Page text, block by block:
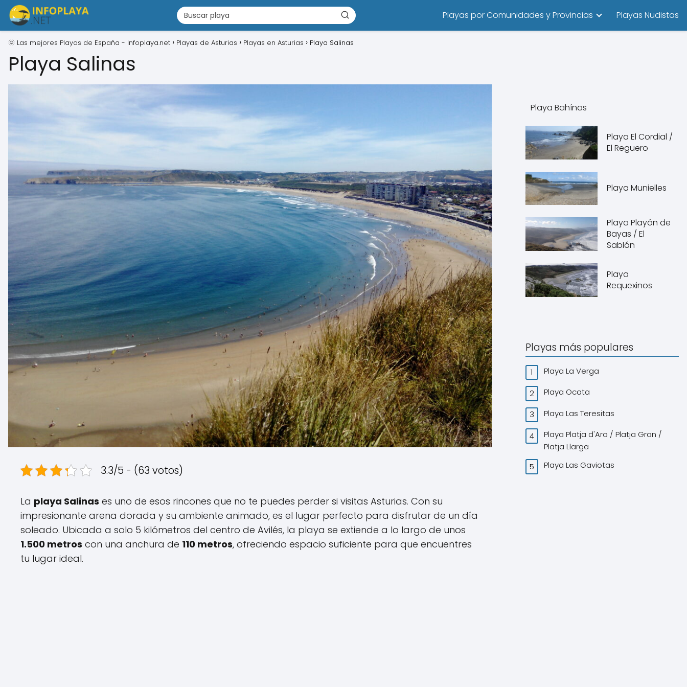
Playas por Comunidades y Provincias Playas Nudistas
🌞 Las mejores Playas de España - Infoplaya.net Playas de Asturias Playas en Asturias Playa Salinas
Playa Salinas
3.3/5 - (63 votos)
La playa Salinas es uno de esos rincones que no te puedes perder si visitas Asturias. Con su
impresionante arena dorada y su ambiente animado, es el lugar perfecto para disfrutar de un día
soleado. Ubicada a solo 5 kilómetros del centro de Avilés, la playa se extiende a lo largo de unos
1.500 metros con una anchura de 110 metros, ofreciendo espacio suficiente para que encuentres
tu lugar ideal.
Playa Bahínas
Playa El Cordial /
El Reguero
Playa Munielles
Playa Playón de
Bayas / El
Sablón
Playa
Requexinos
Playas más populares
Playa La Verga
Playa Ocata
Playa Las Teresitas
Playa Platja d'Aro / Platja Gran /
Platja Llarga
Playa Las Gaviotas